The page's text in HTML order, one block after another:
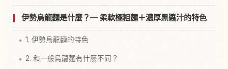
伊勢烏龍麵是什麼？— 柔軟極粗麵＋濃厚黑醬汁的特色
1. 伊勢烏龍麵的特色
2. 和一般烏龍麵有什麼不同？